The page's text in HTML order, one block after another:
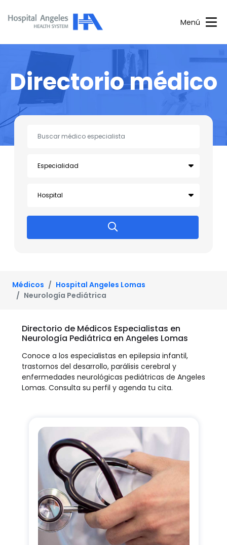
Menú
Directorio médico
Médicos
Hospital Angeles Lomas
Neurología Pediátrica
Directorio de Médicos Especialistas en
Neurología Pediátrica en Angeles Lomas
Conoce a los especialistas en epilepsia infantil,
trastornos del desarrollo, parálisis cerebral y
enfermedades neurológicas pediátricas de Angeles
Lomas. Consulta su perfil y agenda tu cita.